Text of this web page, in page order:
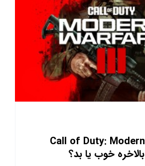
نقد و بررسی Call of Duty: Modern